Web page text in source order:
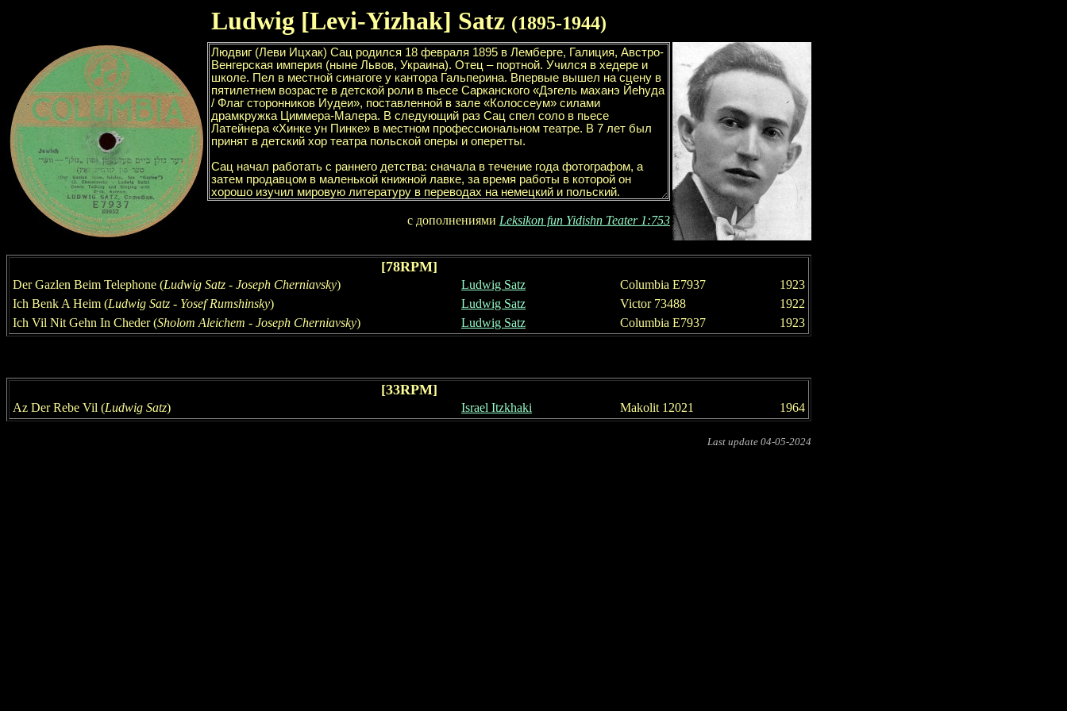
Ludwig [Levi-Yizhak] Satz (1895-1944)
с дополнениями Leksikon fun Yidishn Teater 1:753
[78RPM]
Der Gazlen Beim Telephone (Ludwig Satz - Joseph Cherniavsky) Ludwig Satz Columbia E7937
1923
Ich Benk A Heim (Ludwig Satz - Yosef Rumshinsky) Ludwig Satz Victor 73488
1922
Ich Vil Nit Gehn In Cheder (Sholom Aleichem - Joseph Cherniavsky) Ludwig Satz Columbia E7937 1923
[33RPM]
Az Der Rebe Vil (Ludwig Satz) Israel Itzkhaki Makolit 12021 1964
Last update 04-05-2024